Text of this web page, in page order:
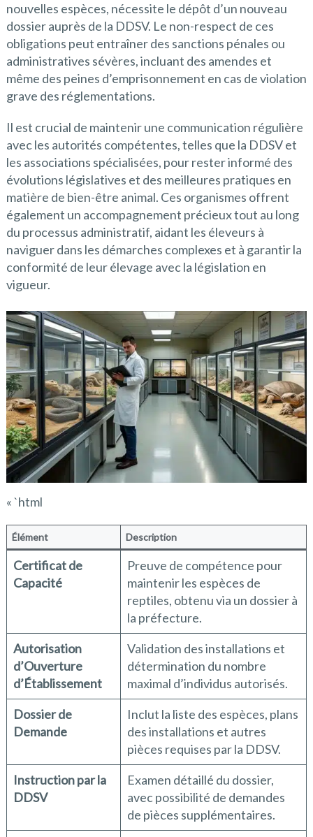
nouvelles espèces, nécessite le dépôt d’un nouveau
dossier auprès de la DDSV. Le non-respect de ces
obligations peut entraîner des sanctions pénales ou
administratives sévères, incluant des amendes et
même des peines d’emprisonnement en cas de violation
grave des réglementations.
Il est crucial de maintenir une communication régulière
avec les autorités compétentes, telles que la DDSV et
les associations spécialisées, pour rester informé des
évolutions législatives et des meilleures pratiques en
matière de bien-être animal. Ces organismes offrent
également un accompagnement précieux tout au long
du processus administratif, aidant les éleveurs à
naviguer dans les démarches complexes et à garantir la
conformité de leur élevage avec la législation en
vigueur.
« `html
Élément Description
Certificat de
Capacité
Preuve de compétence pour
maintenir les espèces de
reptiles, obtenu via un dossier à
la préfecture.
Autorisation
d’Ouverture
d’Établissement
Validation des installations et
détermination du nombre
maximal d’individus autorisés.
Dossier de
Demande
Inclut la liste des espèces, plans
des installations et autres
pièces requises par la DDSV.
Instruction par la
DDSV
Examen détaillé du dossier,
avec possibilité de demandes
de pièces supplémentaires.